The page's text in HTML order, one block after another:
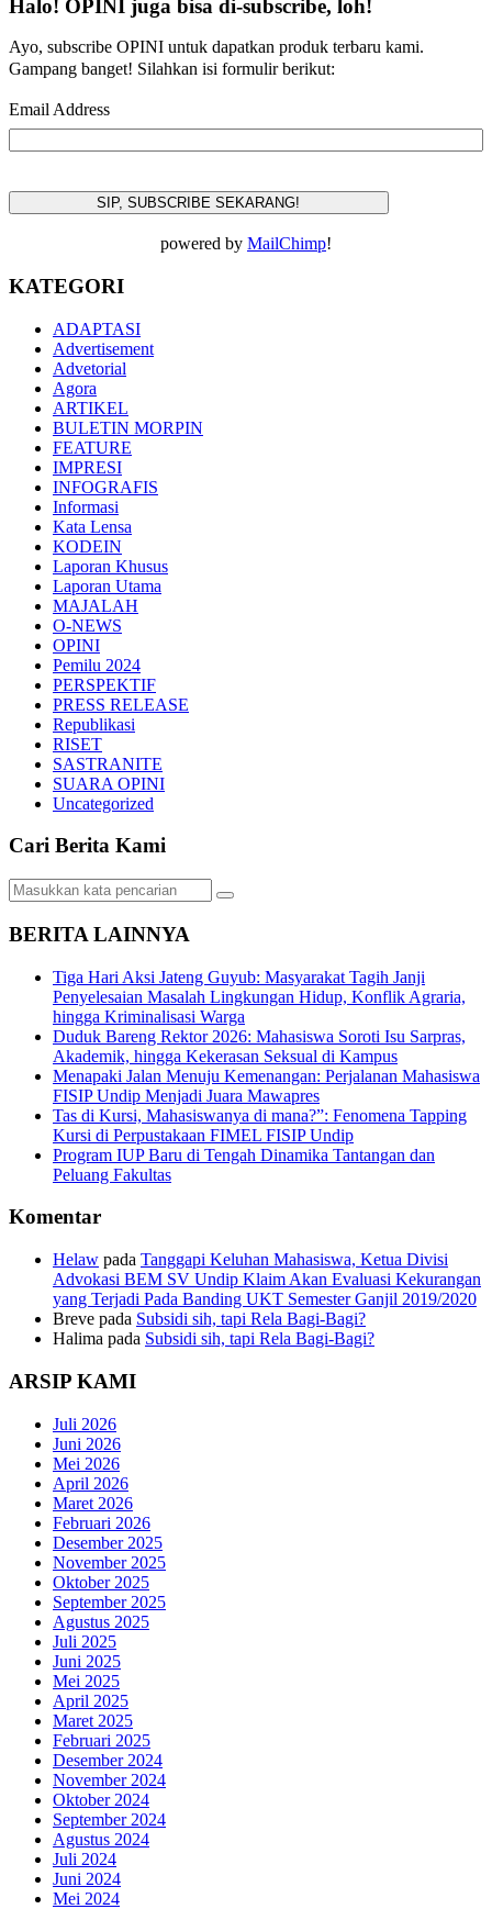
Halo! OPINI juga bisa di-subscribe, loh!
Ayo, subscribe OPINI untuk dapatkan produk terbaru kami.
Gampang banget! Silahkan isi formulir berikut:
Email Address
powered by MailChimp!
KATEGORI
ADAPTASI
Advertisement
Advetorial
Agora
ARTIKEL
BULETIN MORPIN
FEATURE
IMPRESI
INFOGRAFIS
Informasi
Kata Lensa
KODEIN
Laporan Khusus
Laporan Utama
MAJALAH
O-NEWS
OPINI
Pemilu 2024
PERSPEKTIF
PRESS RELEASE
Republikasi
RISET
SASTRANITE
SUARA OPINI
Uncategorized
Cari Berita Kami
BERITA LAINNYA
Tiga Hari Aksi Jateng Guyub: Masyarakat Tagih Janji
Penyelesaian Masalah Lingkungan Hidup, Konflik Agraria,
hingga Kriminalisasi Warga
Duduk Bareng Rektor 2026: Mahasiswa Soroti Isu Sarpras,
Akademik, hingga Kekerasan Seksual di Kampus
Menapaki Jalan Menuju Kemenangan: Perjalanan Mahasiswa
FISIP Undip Menjadi Juara Mawapres
Tas di Kursi, Mahasiswanya di mana?”: Fenomena Tapping
Kursi di Perpustakaan FIMEL FISIP Undip
Program IUP Baru di Tengah Dinamika Tantangan dan
Peluang Fakultas
Komentar
Helaw pada Tanggapi Keluhan Mahasiswa, Ketua Divisi
Advokasi BEM SV Undip Klaim Akan Evaluasi Kekurangan
yang Terjadi Pada Banding UKT Semester Ganjil 2019/2020
Breve pada Subsidi sih, tapi Rela Bagi-Bagi?
Halima pada Subsidi sih, tapi Rela Bagi-Bagi?
ARSIP KAMI
Juli 2026
Juni 2026
Mei 2026
April 2026
Maret 2026
Februari 2026
Desember 2025
November 2025
Oktober 2025
September 2025
Agustus 2025
Juli 2025
Juni 2025
Mei 2025
April 2025
Maret 2025
Februari 2025
Desember 2024
November 2024
Oktober 2024
September 2024
Agustus 2024
Juli 2024
Juni 2024
Mei 2024